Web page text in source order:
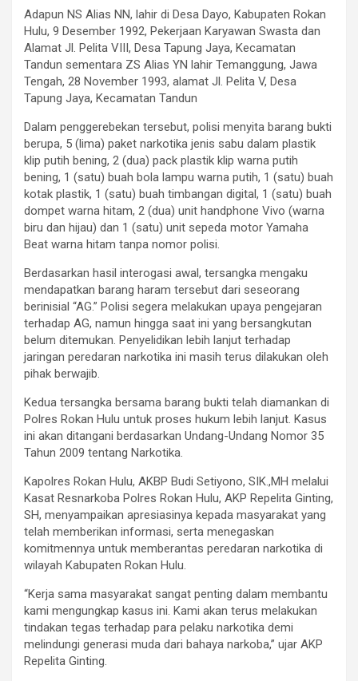
Adapun NS Alias NN, lahir di Desa Dayo, Kabupaten Rokan
Hulu, 9 Desember 1992, Pekerjaan Karyawan Swasta dan
Alamat Jl. Pelita VIII, Desa Tapung Jaya, Kecamatan
Tandun sementara ZS Alias YN lahir Temanggung, Jawa
Tengah, 28 November 1993, alamat Jl. Pelita V, Desa
Tapung Jaya, Kecamatan Tandun
Dalam penggerebekan tersebut, polisi menyita barang bukti
berupa, 5 (lima) paket narkotika jenis sabu dalam plastik
klip putih bening, 2 (dua) pack plastik klip warna putih
bening, 1 (satu) buah bola lampu warna putih, 1 (satu) buah
kotak plastik, 1 (satu) buah timbangan digital, 1 (satu) buah
dompet warna hitam, 2 (dua) unit handphone Vivo (warna
biru dan hijau) dan 1 (satu) unit sepeda motor Yamaha
Beat warna hitam tanpa nomor polisi.
Berdasarkan hasil interogasi awal, tersangka mengaku
mendapatkan barang haram tersebut dari seseorang
berinisial “AG.” Polisi segera melakukan upaya pengejaran
terhadap AG, namun hingga saat ini yang bersangkutan
belum ditemukan. Penyelidikan lebih lanjut terhadap
jaringan peredaran narkotika ini masih terus dilakukan oleh
pihak berwajib.
Kedua tersangka bersama barang bukti telah diamankan di
Polres Rokan Hulu untuk proses hukum lebih lanjut. Kasus
ini akan ditangani berdasarkan Undang-Undang Nomor 35
Tahun 2009 tentang Narkotika.
Kapolres Rokan Hulu, AKBP Budi Setiyono, SIK.,MH melalui
Kasat Resnarkoba Polres Rokan Hulu, AKP Repelita Ginting,
SH, menyampaikan apresiasinya kepada masyarakat yang
telah memberikan informasi, serta menegaskan
komitmennya untuk memberantas peredaran narkotika di
wilayah Kabupaten Rokan Hulu.
“Kerja sama masyarakat sangat penting dalam membantu
kami mengungkap kasus ini. Kami akan terus melakukan
tindakan tegas terhadap para pelaku narkotika demi
melindungi generasi muda dari bahaya narkoba,” ujar AKP
Repelita Ginting.